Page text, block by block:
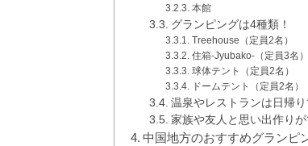
本館
グランピングは4種類！
Treehouse（定員2名）
住箱-Jyubako-（定員3名）
球体テント（定員2名）
ドームテント（定員2名）
温泉やレストランは日帰
家族や友人と思い出作り
中国地方のおすすめグランピ